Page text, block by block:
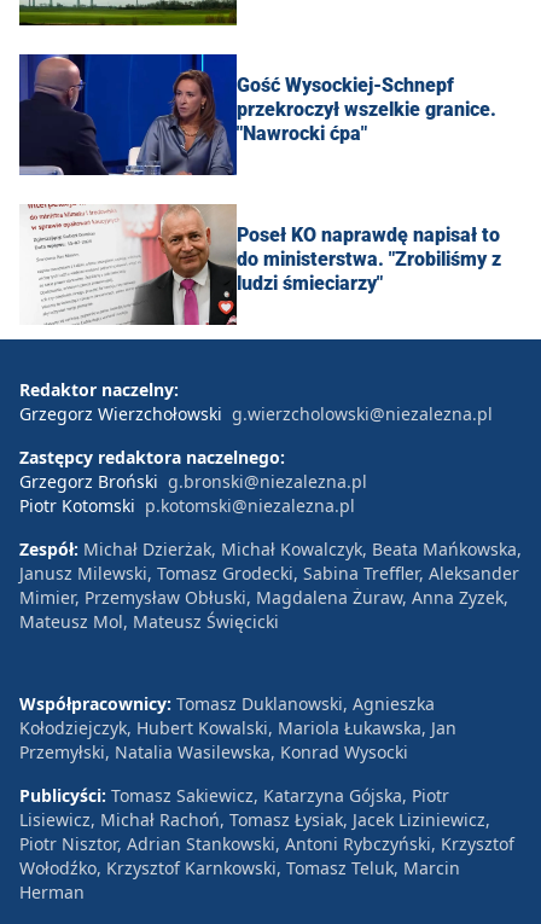
Gość Wysockiej-Schnepf
przekroczył wszelkie granice.
"Nawrocki ćpa"
Poseł KO naprawdę napisał to
do ministerstwa. "Zrobiliśmy z
ludzi śmieciarzy"
Redaktor naczelny:
Grzegorz Wierzchołowski g.wierzcholowski@niezalezna.pl
Zastępcy redaktora naczelnego:
Grzegorz Broński g.bronski@niezalezna.pl
Piotr Kotomski p.kotomski@niezalezna.pl
Zespół: Michał Dzierżak, Michał Kowalczyk, Beata Mańkowska,
Janusz Milewski, Tomasz Grodecki, Sabina Treffler, Aleksander
Mimier, Przemysław Obłuski, Magdalena Żuraw, Anna Zyzek,
Mateusz Mol, Mateusz Święcicki
Współpracownicy: Tomasz Duklanowski, Agnieszka
Kołodziejczyk, Hubert Kowalski, Mariola Łukawska, Jan
Przemyłski, Natalia Wasilewska, Konrad Wysocki
Publicyści: Tomasz Sakiewicz, Katarzyna Gójska, Piotr
Lisiewicz, Michał Rachoń, Tomasz Łysiak, Jacek Liziniewicz,
Piotr Nisztor, Adrian Stankowski, Antoni Rybczyński, Krzysztof
Wołodźko, Krzysztof Karnkowski, Tomasz Teluk, Marcin
Herman